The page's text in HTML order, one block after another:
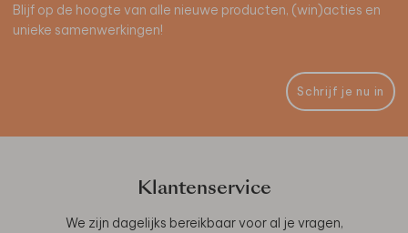
Blijf op de hoogte van alle nieuwe producten, (win)acties en
unieke samenwerkingen!
Schrijf je nu in
Klantenservice
We zijn dagelijks bereikbaar voor al je vragen,